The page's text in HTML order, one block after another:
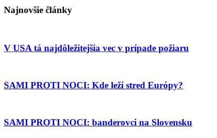
Najnovšie články
V USA tá najdôležitejšia vec v prípade požiaru
SAMI PROTI NOCI: Kde leží stred Európy?
SAMI PROTI NOCI: banderovci na Slovensku